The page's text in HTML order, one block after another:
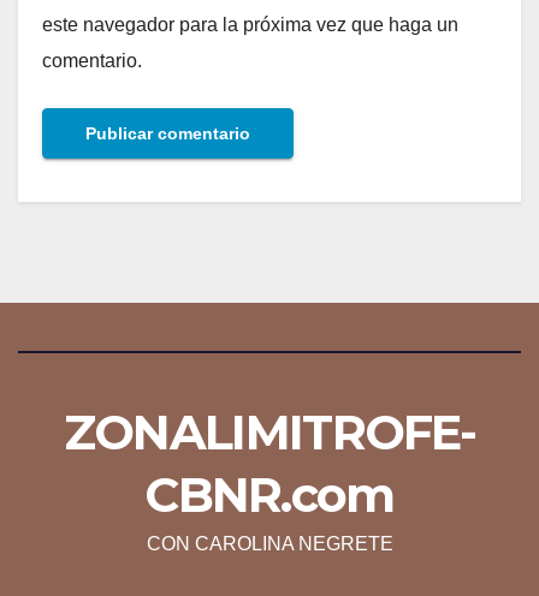
este navegador para la próxima vez que haga un
comentario.
ZONALIMITROFE-
CBNR.com
CON CAROLINA NEGRETE